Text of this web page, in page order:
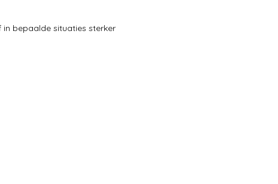
in bepaalde situaties sterker